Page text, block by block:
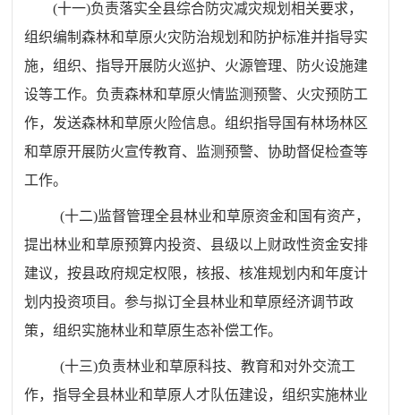
(十一)负责落实全县综合防灾减灾规划相关要求，
组织编制森林和草原火灾防治规划和防护标准并指导实
施，组织、指导开展防火巡护、火源管理、防火设施建
设等工作。负责森林和草原火情监测预警、火灾预防工
作，发送森林和草原火险信息。组织指导国有林场林区
和草原开展防火宣传教育、监测预警、协助督促检查等
工作。
(十二)监督管理全县林业和草原资金和国有资产，
提出林业和草原预算内投资、县级以上财政性资金安排
建议，按县政府规定权限，核报、核准规划内和年度计
划内投资项目。参与拟订全县林业和草原经济调节政
策，组织实施林业和草原生态补偿工作。
(十三)负责林业和草原科技、教育和对外交流工
作，指导全县林业和草原人才队伍建设，组织实施林业